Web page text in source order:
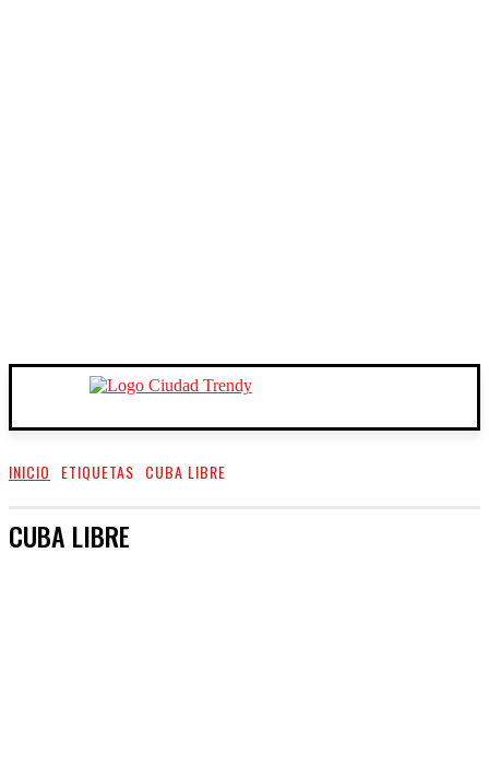
INICIO ETIQUETAS CUBA LIBRE
CUBA LIBRE